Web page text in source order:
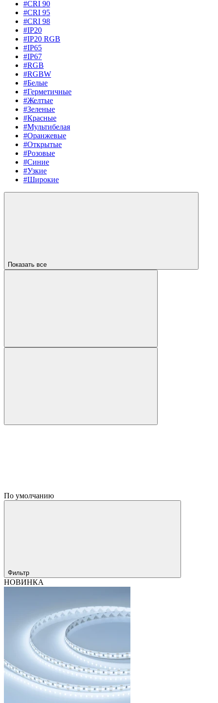
#CRI 90
#CRI 95
#CRI 98
#IP20
#IP20 RGB
#IP65
#IP67
#RGB
#RGBW
#Белые
#Герметичные
#Желтые
#Зеленые
#Красные
#Мультибелая
#Оранжевые
#Открытые
#Розовые
#Синие
#Узкие
#Широкие
Показать все
По умолчанию
Фильтр
НОВИНКА